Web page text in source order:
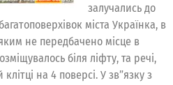
залучались до
міста Українка, в
не передбачено місце в
біля ліфту, та речі,
на 4 поверсі. У зв”язку з